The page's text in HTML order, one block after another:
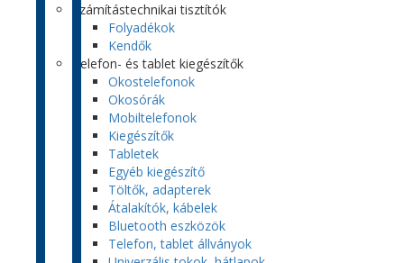
Számítástechnikai tisztítók
Folyadékok
Kendők
Telefon- és tablet kiegészítők
Okostelefonok
Okosórák
Mobiltelefonok
Kiegészítők
Tabletek
Egyéb kiegészítő
Töltők, adapterek
Átalakítók, kábelek
Bluetooth eszközök
Telefon, tablet állványok